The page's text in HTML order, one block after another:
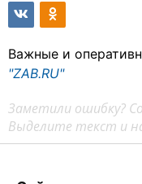
Важные и
"ZAB.RU"
Заметили ошибку?
Выделите текст и